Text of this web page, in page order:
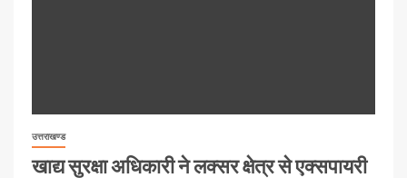
उत्तराखण्ड
खाद्य सुरक्षा अधिकारी ने लक्सर क्षेत्र से एक्सपायरी